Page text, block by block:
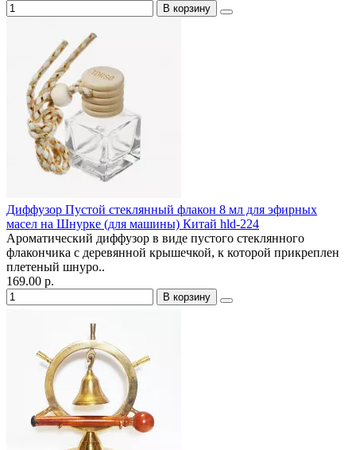
В корзину
Диффузор Пустой стеклянный флакон 8 мл для эфирных
масел на Шнурке (для машины) Китай hld-224
Ароматический диффузор в виде пустого стеклянного
флакончика с деревянной крышечкой, к которой прикреплен
плетеный шнуро..
169.00 р.
В корзину